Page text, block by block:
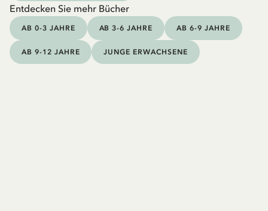
Entdecken Sie mehr Bücher
AB 0-3 JAHRE AB 3-6 JAHRE AB 6-9 JAHRE
AB 9-12 JAHRE JUNGE ERWACHSENE